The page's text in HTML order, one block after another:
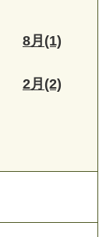
8月(1)
2月(2)